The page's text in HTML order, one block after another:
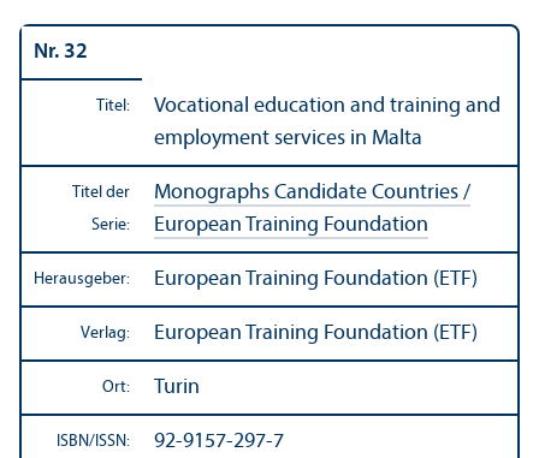
Nr. 32
Titel:
Vocational education and training and
employment services in Malta
Titel der
Serie:
Monographs Candidate Countries /
European Training Foundation
Herausgeber: European Training Foundation (ETF)
Verlag: European Training Foundation (ETF)
Ort: Turin
ISBN/ISSN: 92-9157-297-7